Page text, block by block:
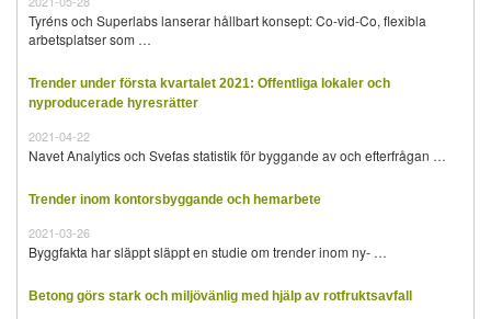
Tyréns och Superlabs lanserar hållbart konsept: Co-vid-Co, flexibla
arbetsplatser som …
Trender under första kvartalet 2021: Offentliga lokaler och
nyproducerade hyresrätter
2021-04-22
Navet Analytics och Svefas statistik för byggande av och efterfrågan …
Trender inom kontorsbyggande och hemarbete
2021-03-26
Byggfakta har släppt släppt en studie om trender inom ny- …
Betong görs stark och miljövänlig med hjälp av rotfruktsavfall